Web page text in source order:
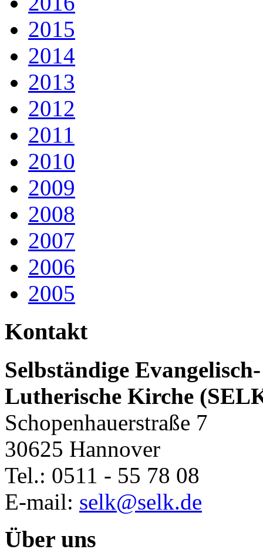
2015
2014
2013
2012
2011
2010
2009
2008
2007
2006
2005
Kontakt
Selbständige Evangelisch-
Lutherische Kirche
Schopenhauerstraße 7
30625 Hannover
Tel.: 0511 - 55 78 08
E-mail: selk@selk.de
Über uns